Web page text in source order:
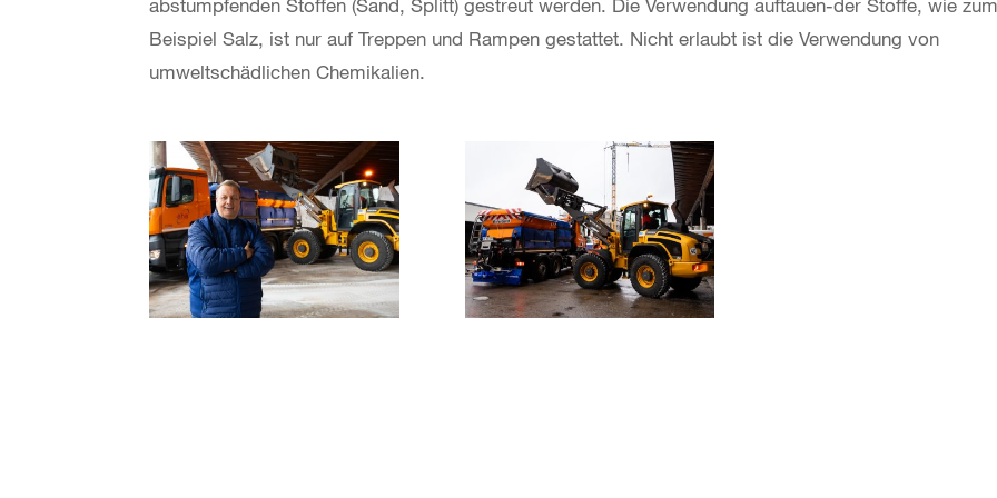
abstumpfenden Stoffen (Sand, Splitt) gestreut werden. Die Verwendung auftauen-der Stoffe, wie
Beispiel Salz, ist nur auf Treppen und Rampen gestattet. Nicht erlaubt ist die Verwendung von
umweltschädlichen Chemikalien.